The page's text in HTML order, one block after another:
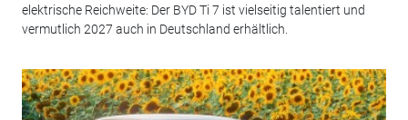
elektrische Reichweite: Der BYD Ti 7 ist vielseitig talentiert und
vermutlich 2027 auch in Deutschland erhältlich.